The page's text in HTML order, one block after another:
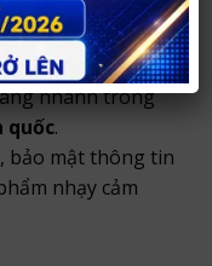
Người Lớn
nhanh trong
quốc.
bảo mật thông tin
nhạy cảm